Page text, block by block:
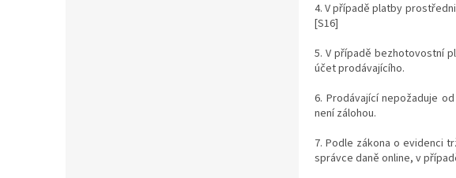
4. V případě platby
[S16]
5. V případě bezhotovostní
účet prodávajícího.
6. Prodávající nepožaduje
není zálohou.
7. Podle zákona o evidenci
správce daně online, v